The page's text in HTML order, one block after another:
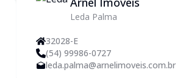
Leda Palma
32028-E
(54) 99986-0727
leda.palma@arnelimoveis.com.br